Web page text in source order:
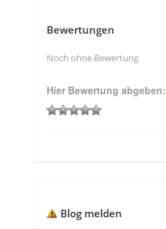
Bewertungen
Noch ohne Bewertung
Hier Bewertung abgeben:
Blog melden